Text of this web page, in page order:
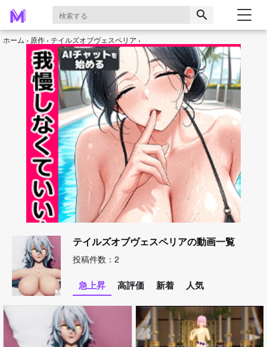
search
ホーム 原作 テイルズオブヴェスペリア
テイルズオブヴェスペリアの動画一覧
投稿件数：2
急上昇 高評価 新着 人気